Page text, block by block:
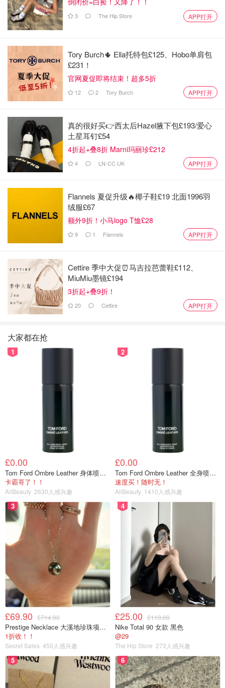
3 The Hip Store APP打开
Tory Burch🌵 Ella托特包£125、Hobo单肩包
£231！
官网夏促即将结束！超多5折
12 2 Tory Burch APP打开
真的很好买👉西太后Hazel腋下包£193/爱心
土星耳钉£54
4折起+叠8折 Marni玛丽珍£212
4 LN-CC UK APP打开
Flannels 夏促升级🔥椰子鞋£19 北面1996羽
绒服£67
额外9折！小马logo T恤£28
9 1 Flannels APP打开
Cettire 季中大促⏰马吉拉芭蕾鞋£112、
MiuMiu墨镜£194
3折起+叠9折！
20 Cettire APP打开
大家都在抢
1
£0.00
Tom Ford Ombre Leather 身体喷雾 150ml
卡霸哥了！！
AllBeauty 2630人感兴趣
2
£0.00
Tom Ford Ombre Leather 全身喷雾 150ml
速度买！随时无！
AllBeauty 1410人感兴趣
3
£69.90 £714.90
Prestige Necklace 大溪地珍珠项链 10-11mm
1折收！！
Secret Sales 450人感兴趣
4
£25.00 £110.00
Nike Total 90 女款 黑色
@29
The Hip Store 273人感兴趣
5 6